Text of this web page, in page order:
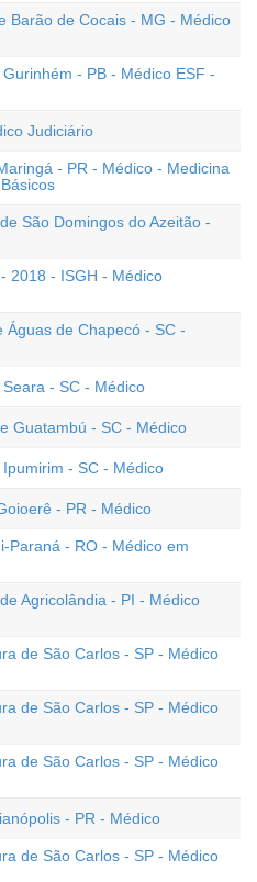
Barão de Cocais - MG - Médico
- PB - Médico ESF -
Judiciário
- PR - Médico - Medicina
São Domingos do Azeitão -
2018 - ISGH - Médico
Águas de Chapecó - SC -
- SC - Médico
Guatambú - SC - Médico
- SC - Médico
- PR - Médico
Paraná - RO - Médico em
Agricolândia - PI - Médico
de São Carlos - SP - Médico
de São Carlos - SP - Médico
de São Carlos - SP - Médico
- PR - Médico
de São Carlos - SP - Médico